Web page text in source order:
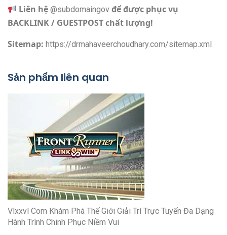
Liên hệ@subdomaingov để được phục vụ
BACKLINK / GUESTPOST chất lượng!
Sitemap: https://drmahaveerchoudhary.com/sitemap.xml
Sản phẩm liên quan
Vlxxvl Com Khám Phá Thế Giới Giải Trí Trực Tuyến Đa Dạng
Hành Trình Chinh Phục Niềm Vui